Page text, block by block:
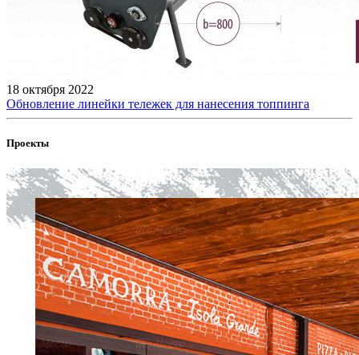
18 октября 2022
Обновление линейки тележек для нанесения топпинга
Проекты